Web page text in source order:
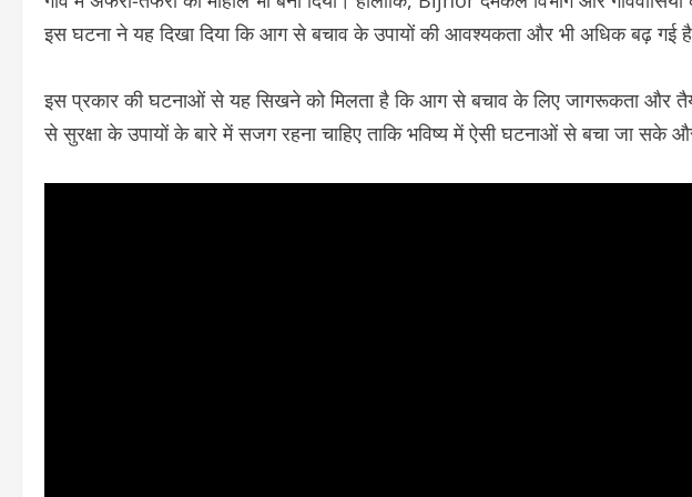
इस घटना ने यह दिखा दिया कि आग से बचाव के उपायों की आवश्यकता और भी अधिक बढ़ गई
इस प्रकार की घटनाओं से यह सिखने को मिलता है कि आग से बचाव के लिए जागरूकता और
से सुरक्षा के उपायों के बारे में सजग रहना चाहिए ताकि भविष्य में ऐसी घटनाओं से बचा जा सके